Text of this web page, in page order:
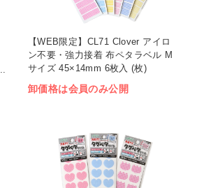
【WEB限定】CL71 Clover アイロ
ン不要・強力接着 布ペタラベル M
サイズ 45×14mm 6枚入 (枚)
卸価格は会員のみ公開